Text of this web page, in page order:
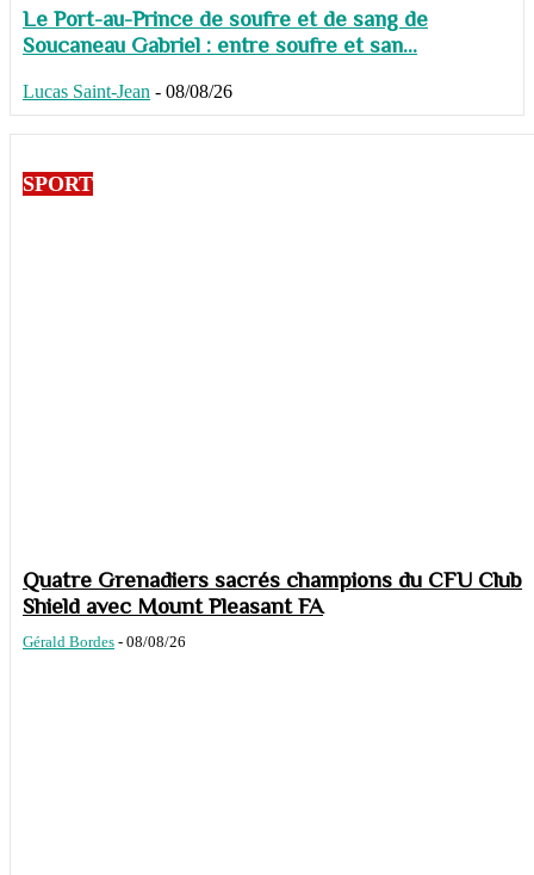
Le Port-au-Prince de soufre et de sang de
Soucaneau Gabriel : entre soufre et san...
Lucas Saint-Jean - 08/08/26
SPORT
Quatre Grenadiers sacrés champions du CFU Club
Shield avec Mount Pleasant FA
Gérald Bordes - 08/08/26